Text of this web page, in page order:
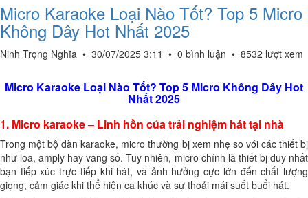
Micro Karaoke Loại Nào Tốt? Top 5 Micro
Không Dây Hot Nhất 2025
Ninh Trọng Nghĩa • 30/07/2025 3:11 • 0 bình luận • 8532 lượt xem
Micro Karaoke Loại Nào Tốt? Top 5 Micro Không Dây Hot
Nhất 2025
1. Micro karaoke – Linh hồn của trải nghiệm hát tại nhà
Trong một bộ dàn karaoke, micro thường bị xem nhẹ so với các thiết bị
như loa, amply hay vang số. Tuy nhiên, micro chính là thiết bị duy nhất
bạn tiếp xúc trực tiếp khi hát, và ảnh hưởng cực lớn đến chất lượng
giọng, cảm giác khi thể hiện ca khúc và sự thoải mái suốt buổi hát.